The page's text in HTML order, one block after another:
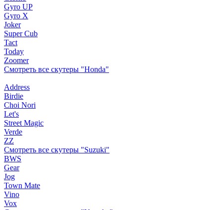
Gyro UP
Gyro X
Joker
Super Cub
Tact
Today
Zoomer
Смотреть все скутеры "Honda"
Address
Birdie
Choi Nori
Let's
Street Magic
Verde
ZZ
Смотреть все скутеры "Suzuki"
BWS
Gear
Jog
Town Mate
Vino
Vox